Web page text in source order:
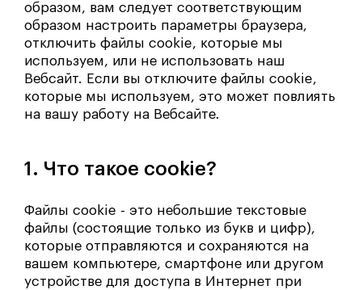
образом, вам следует соответствующим
образом настроить параметры браузера,
отключить файлы cookie, которые мы
используем, или не использовать наш
Вебсайт. Если вы отключите файлы cookie,
которые мы используем, это может повлиять
на вашу работу на Вебсайте.
1. Что такое cookie?
Файлы cookie - это небольшие текстовые
файлы (состоящие только из букв и цифр),
которые отправляются и сохраняются на
вашем компьютере, смартфоне или другом
устройстве для доступа в Интернет при